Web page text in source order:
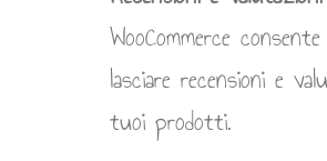
WooCommerce
lasciare recensioni e
tuoi prodotti.